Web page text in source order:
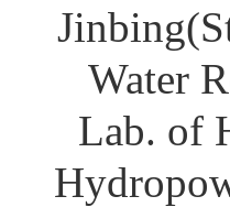
Water
Lab. of